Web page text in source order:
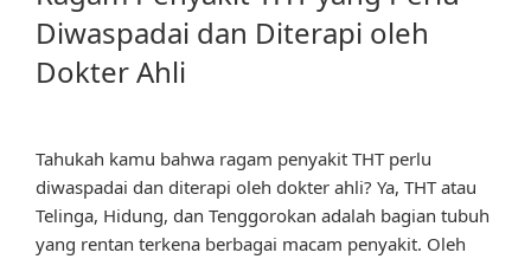
Diwaspadai dan Diterapi oleh
Dokter Ahli
Tahukah kamu bahwa ragam penyakit THT perlu
diwaspadai dan diterapi oleh dokter ahli? Ya, THT atau
Telinga, Hidung, dan Tenggorokan adalah bagian tubuh
yang rentan terkena berbagai macam penyakit. Oleh